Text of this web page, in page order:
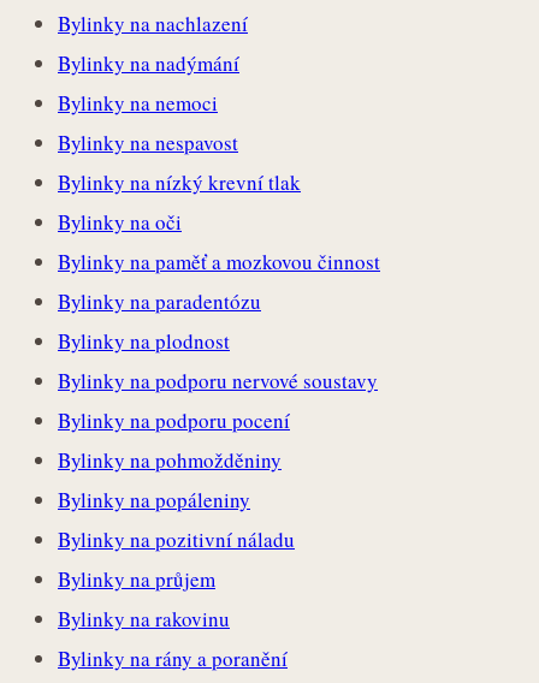
Bylinky na nachlazení
Bylinky na nadýmání
Bylinky na nemoci
Bylinky na nespavost
Bylinky na nízký krevní tlak
Bylinky na oči
Bylinky na paměť a mozkovou činnost
Bylinky na paradentózu
Bylinky na plodnost
Bylinky na podporu nervové soustavy
Bylinky na podporu pocení
Bylinky na pohmožděniny
Bylinky na popáleniny
Bylinky na pozitivní náladu
Bylinky na průjem
Bylinky na rakovinu
Bylinky na rány a poranění